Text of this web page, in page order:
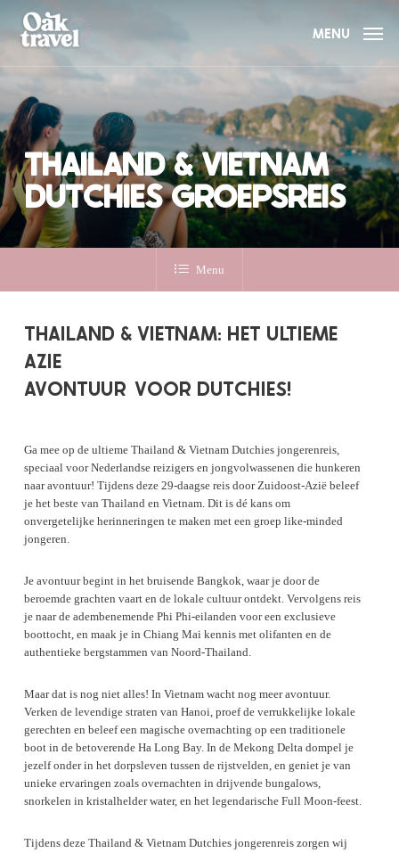
main
MENU
THAILAND & VIETNAM
DUTCHIES GROEPSREIS
Menu
THAILAND & VIETNAM: HET ULTIEME
AZIE
AVONTUUR VOOR DUTCHIES!
Ga mee op de ultieme Thailand & Vietnam Dutchies jongerenreis,
speciaal voor Nederlandse reizigers en jongvolwassenen die hunkeren
naar avontuur! Tijdens deze 29-daagse reis door Zuidoost-Azië beleef
je het beste van Thailand en Vietnam. Dit is dé kans om
onvergetelijke herinneringen te maken met een groep like-minded
jongeren.
Je avontuur begint in het bruisende Bangkok, waar je door de
beroemde grachten vaart en de lokale cultuur ontdekt. Vervolgens reis
je naar de adembenemende Phi Phi-eilanden voor een exclusieve
boottocht, en maak je in Chiang Mai kennis met olifanten en de
authentieke bergstammen van Noord-Thailand.
Maar dat is nog niet alles! In Vietnam wacht nog meer avontuur.
Verken de levendige straten van Hanoi, proef de verrukkelijke lokale
gerechten en beleef een magische overnachting op een traditionele
boot in de betoverende Ha Long Bay. In de Mekong Delta dompel je
jezelf onder in het dorpsleven tussen de rijstvelden, en geniet je van
unieke ervaringen zoals overnachten in drijvende bungalows,
snorkelen in kristalhelder water, en het legendarische Full Moon-feest.
Tijdens deze Thailand & Vietnam Dutchies jongerenreis zorgen wij